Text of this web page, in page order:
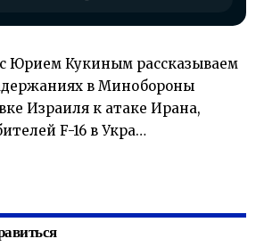
с Юрием Кукиным рассказываем
в Минобороны
Израиля к атаке Ирана,
F-16 в Укра…